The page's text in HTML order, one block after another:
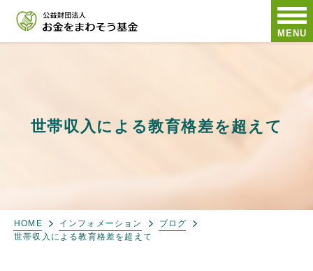
MENU
世帯収入による教育格差を超えて
HOME インフォメーション
ブログ
世帯収入による教育格差を超えて